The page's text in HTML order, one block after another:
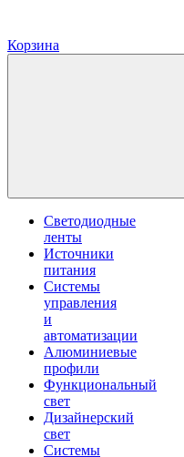
Корзина
Светодиодные
ленты
Источники
питания
Системы
управления
и
автоматизации
Алюминиевые
профили
Функциональный
свет
Дизайнерский
свет
Системы